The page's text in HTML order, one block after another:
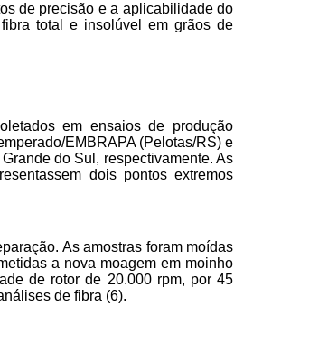
de precisão e a aplicabilidade do
total e insolúvel em grãos de
em ensaios de produção
EMBRAPA (Pelotas/RS) e
do Sul, respectivamente. As
dois pontos extremos
As amostras foram moídas
a nova moagem em moinho
de rotor de 20.000 rpm, por 45
de fibra (6).